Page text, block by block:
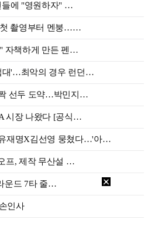
들에 "영원하자" …
첫 촬영부터 멘붕……
자책하게 만든 펜…
대'…최악의 경우 런던…
선두 도약…박민지…
시장 나왔다 [공식…
재명X김선영 뭉쳤다…'아…
프, 제작 무산설 …
운드 7타 줄…
인사